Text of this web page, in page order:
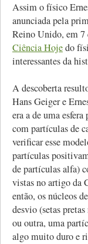
Assim o físico
anunciada pela
Reino Unido, em 7
Ciência Hojedo
interessantes da
A descoberta
Hans Geiger e
era a de uma
com partículas de
verificar esse
partículas
de partículas alfa)
vistas no artigo da
então, os núcleos
desvio (setas
ou outra, uma
algo muito duro e